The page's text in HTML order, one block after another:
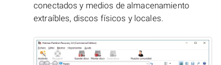
conectados y medios de almacenamiento
extraíbles, discos físicos y locales.